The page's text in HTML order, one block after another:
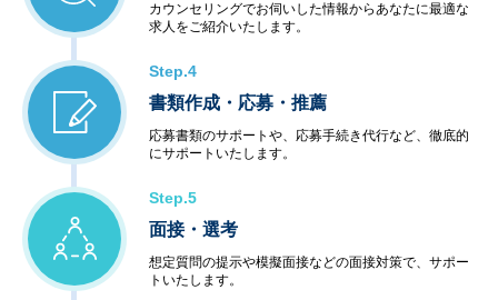
カウンセリングでお伺いした情報からあなたに最適な
求人をご紹介いたします。
Step.4
書類作成・応募・推薦
応募書類のサポートや、応募手続き代行など、徹底的
にサポートいたします。
Step.5
面接・選考
想定質問の提示や模擬面接などの面接対策で、サポー
トいたします。